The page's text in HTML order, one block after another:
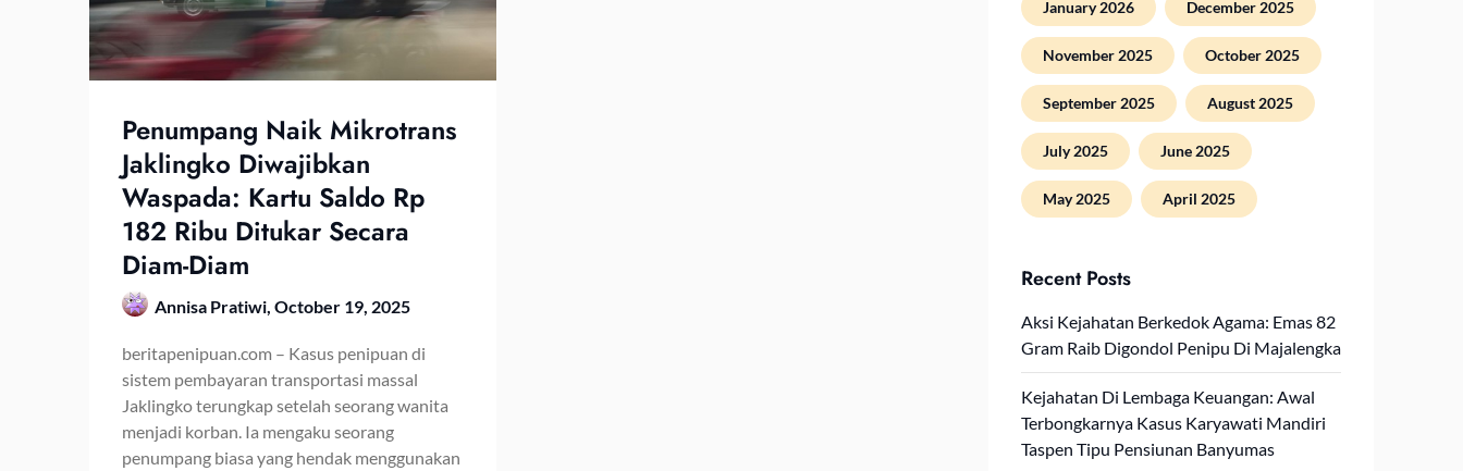
Penumpang Naik Mikrotrans
Jaklingko Diwajibkan
Waspada: Kartu Saldo Rp
182 Ribu Ditukar Secara
Diam-Diam
Annisa Pratiwi, October 19, 2025
beritapenipuan.com – Kasus penipuan di
sistem pembayaran transportasi massal
Jaklingko terungkap setelah seorang wanita
menjadi korban. Ia mengaku seorang
penumpang biasa yang hendak menggunakan
January 2026 December 2025
November 2025 October 2025
September 2025 August 2025
July 2025 June 2025
May 2025 April 2025
Recent Posts
Aksi Kejahatan Berkedok Agama: Emas 82
Gram Raib Digondol Penipu Di Majalengka
Kejahatan Di Lembaga Keuangan: Awal
Terbongkarnya Kasus Karyawati Mandiri
Taspen Tipu Pensiunan Banyumas